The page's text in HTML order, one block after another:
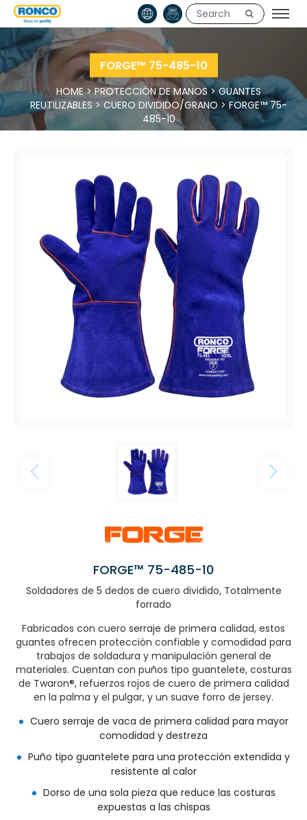
FORGE™ 75-485-10
HOME>PROTECCIÓN DE MANOS>GUANTES
REUTILIZABLES > CUERO DIVIDIDO/GRANO >FORGE™ 75-
485-10
FORGE™ 75-485-10
Soldadores de 5 dedos de cuero dividido, Totalmente
forrado
Fabricados con cuero serraje de primera calidad, estos
guantes ofrecen protección confiable y comodidad para
trabajos de soldadura y manipulación general de
materiales. Cuentan con puños tipo guantelete, costuras
de Twaron®, refuerzos rojos de cuero de primera calidad
en la palma y el pulgar, y un suave forro de jersey.
Cuero serraje de vaca de primera calidad para mayor
comodidad y destreza
Puño tipo guantelete para una protección extendida y
resistente al calor
Dorso de una sola pieza que reduce las costuras
expuestas a las chispas